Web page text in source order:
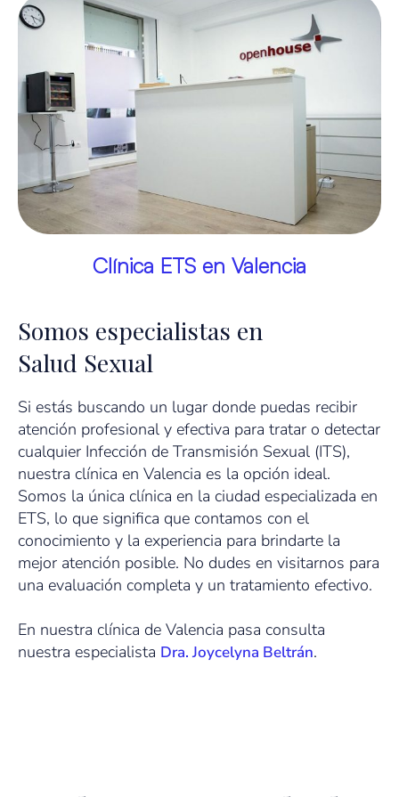
Clínica ETS en Valencia
Somos especialistas en
Salud Sexual
Si estás buscando un lugar donde puedas recibir
atención profesional y efectiva para tratar o detectar
cualquier Infección de Transmisión Sexual (ITS),
nuestra clínica en Valencia es la opción ideal.
Somos la única clínica en la ciudad especializada en
ETS, lo que significa que contamos con el
conocimiento y la experiencia para brindarte la
mejor atención posible. No dudes en visitarnos para
una evaluación completa y un tratamiento efectivo.
En nuestra clínica de Valencia pasa consulta
nuestra especialista Dra. Joycelyna Beltrán.